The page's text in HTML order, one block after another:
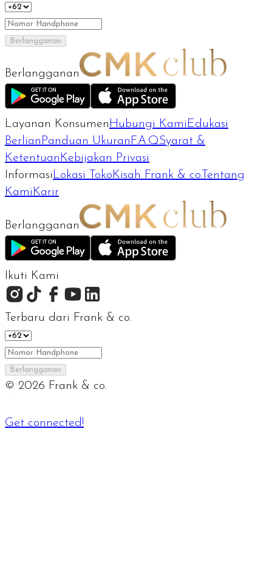
Berlangganan
Berlangganan
Layanan Konsumen Hubungi Kami Edukasi
Berlian Panduan Ukuran F.A.QSyarat &
Ketentuan Kebijakan Privasi
Informasi Lokasi Toko Kisah Frank & co.Tentang
Kami Karir
Berlangganan
Ikuti Kami
Terbaru dari Frank & co.
Berlangganan
© 2026 Frank & co.
Get connected!